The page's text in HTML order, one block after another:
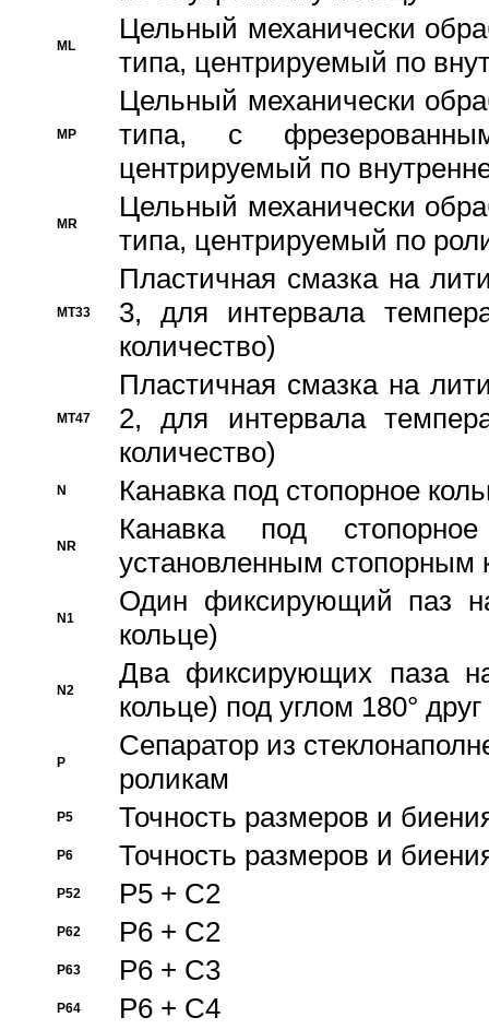
ML
Цельный механически
типа, центрируемый по
MP
Цельный механически
типа, с
центрируемый по
MR
Цельный механически
типа, центрируемый по
MT33
Пластичная смазка на
3, для интервала
количество)
MT47
Пластичная смазка на
2, для интервала
количество)
N Канавка под стопорное
NR
Канавка под
установленным стопорным
N1
Один фиксирующий паз
кольце)
N2
Два фиксирующих паза
кольце) под углом 180° друг
P
Cепаратор из
роликам
P5 Точность размеров и
P6 Точность размеров и
P52 P5 + C2
P62 P6 + C2
P63 P6 + C3
P64 P6 + C4